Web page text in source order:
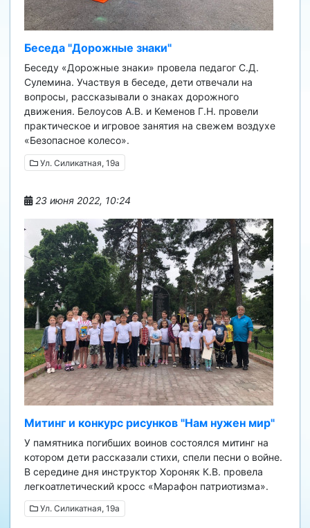
Беседа "Дорожные знаки"
Беседу «Дорожные знаки» провела педагог С.Д.
Сулемина. Участвуя в беседе, дети отвечали на
вопросы, рассказывали о знаках дорожного
движения. Белоусов А.В. и Кеменов Г.Н. провели
практическое и игровое занятия на свежем воздухе
«Безопасное колесо».
Ул. Силикатная, 19а
23 июня 2022, 10:24
Митинг и конкурс рисунков "Нам нужен мир"
У памятника погибших воинов состоялся митинг на
котором дети рассказали стихи, спели песни о войне.
В середине дня инструктор Хороняк К.В. провела
легкоатлетический кросс «Марафон патриотизма».
Ул. Силикатная, 19а